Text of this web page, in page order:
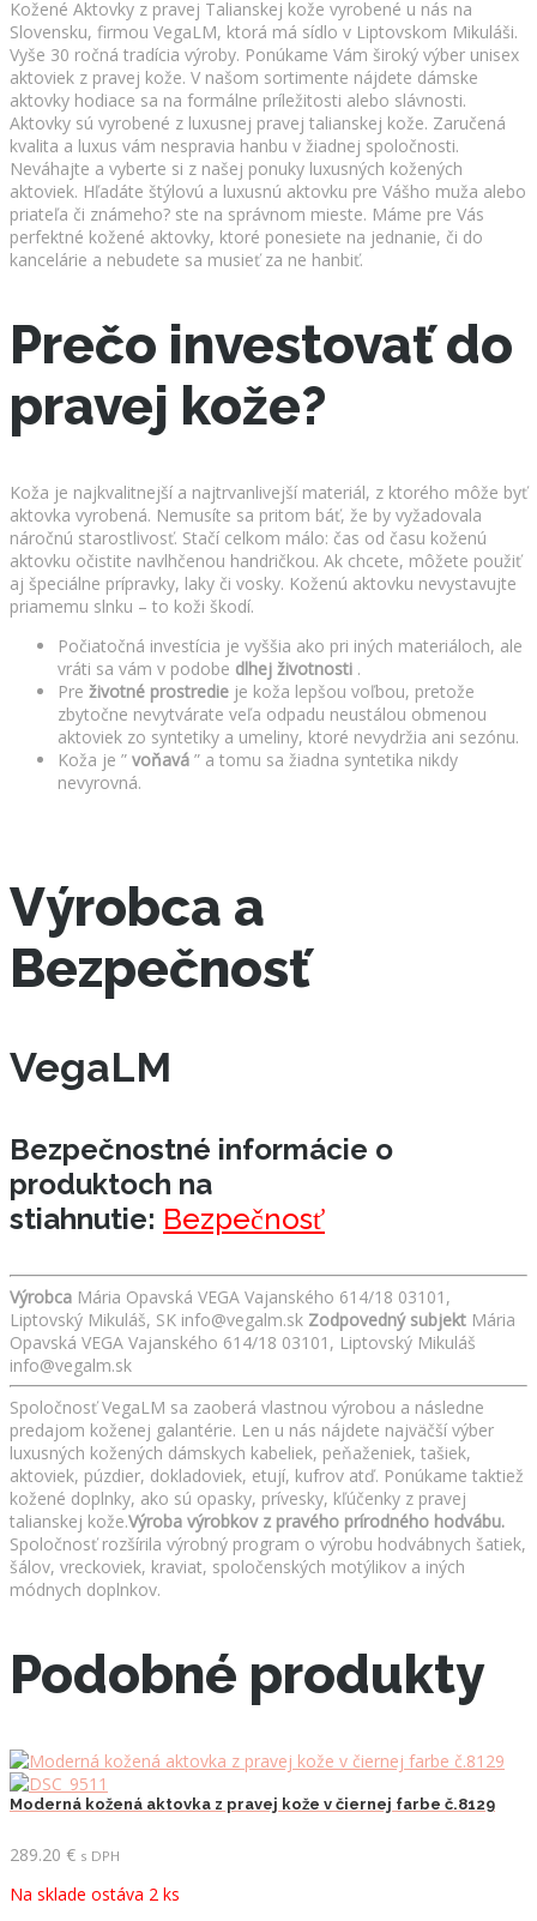
Kožené Aktovky z pravej Talianskej kože vyrobené u nás na
Slovensku, firmou VegaLM, ktorá má sídlo v Liptovskom Mikuláši.
Vyše 30 ročná tradícia výroby. Ponúkame Vám široký výber unisex
aktoviek z pravej kože. V našom sortimente nájdete dámske
aktovky hodiace sa na formálne príležitosti alebo slávnosti.
Aktovky sú vyrobené z luxusnej pravej talianskej kože. Zaručená
kvalita a luxus vám nespravia hanbu v žiadnej spoločnosti.
Neváhajte a vyberte si z našej ponuky luxusných kožených
aktoviek. Hľadáte štýlovú a luxusnú aktovku pre Vášho muža alebo
priateľa či známeho? ste na správnom mieste. Máme pre Vás
perfektné kožené aktovky, ktoré ponesiete na jednanie, či do
kancelárie a nebudete sa musieť za ne hanbiť.
Prečo investovať do
pravej kože?
Koža je najkvalitnejší a najtrvanlivejší materiál, z ktorého môže byť
aktovka vyrobená. Nemusíte sa pritom báť, že by vyžadovala
náročnú starostlivosť. Stačí celkom málo: čas od času koženú
aktovku očistite navlhčenou handričkou. Ak chcete, môžete použiť
aj špeciálne prípravky, laky či vosky. Koženú aktovku nevystavujte
priamemu slnku – to koži škodí.
Počiatočná investícia je vyššia ako pri iných materiáloch, ale
vráti sa vám v podobe dlhej životnosti .
Pre životné prostredie je koža lepšou voľbou, pretože
zbytočne nevytvárate veľa odpadu neustálou obmenou
aktoviek zo syntetiky a umeliny, ktoré nevydržia ani sezónu.
Koža je ” voňavá ” a tomu sa žiadna syntetika nikdy
nevyrovná.
Výrobca a
Bezpečnosť
VegaLM
Bezpečnostné informácie o
produktoch na
stiahnutie: Bezpečnosť
Výrobca Mária Opavská VEGA Vajanského 614/18 03101,
Liptovský Mikuláš, SK info@vegalm.sk Zodpovedný subjekt Mária
Opavská VEGA Vajanského 614/18 03101, Liptovský Mikuláš
info@vegalm.sk
Spoločnosť VegaLM sa zaoberá vlastnou výrobou a následne
predajom koženej galantérie. Len u nás nájdete najväčší výber
luxusných kožených dámskych kabeliek, peňaženiek, tašiek,
aktoviek, púzdier, dokladoviek, etují, kufrov atď. Ponúkame taktiež
kožené doplnky, ako sú opasky, prívesky, kľúčenky z pravej
talianskej kože.Výroba výrobkov z pravého prírodného hodvábu.
Spoločnosť rozšírila výrobný program o výrobu hodvábnych šatiek,
šálov, vreckoviek, kraviat, spoločenských motýlikov a iných
módnych doplnkov.
Podobné produkty
Moderná kožená aktovka z pravej kože v čiernej farbe č.8129
289.20 € s DPH
Na sklade ostáva 2 ks